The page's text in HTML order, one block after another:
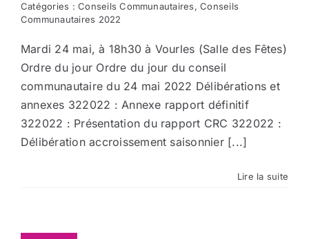
Catégories :Conseils Communautaires,Conseils
Communautaires 2022
Mardi 24 mai, à 18h30 à Vourles (Salle des Fêtes)
Ordre du jour Ordre du jour du conseil
communautaire du 24 mai 2022 Délibérations et
annexes 322022 : Annexe rapport définitif
322022 : Présentation du rapport CRC 322022 :
Délibération accroissement saisonnier [...]
Lire la suite